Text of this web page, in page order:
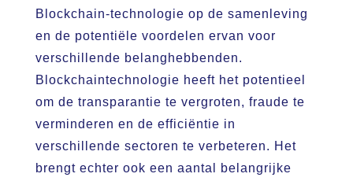
Blockchain-technologie op de samenleving
en de potentiële voordelen ervan voor
verschillende belanghebbenden.
Blockchaintechnologie heeft het potentieel
om de transparantie te vergroten, fraude te
verminderen en de efficiëntie in
verschillende sectoren te verbeteren. Het
brengt echter ook een aantal belangrijke